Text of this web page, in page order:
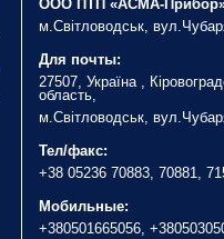
ООО ПТП «АСМА-
м.Світловодськ,
Для почты:
27507, Україна ,
область,
м.Світловодськ,
Тел/факс:
+38 05236 70883, 70881,
Мобильные:
+380501665056,